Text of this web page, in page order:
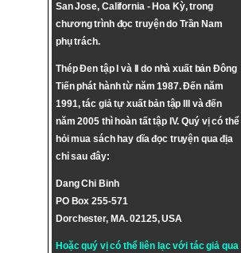
San Jose, California - Hoa Kỳ, trong
chương trình đọc truyện do Trần Nam
phụ trách.
Thép Đen tập I và II do nhà xuất bản Đông
Tiến phát hành từ năm 1987. Đến năm
1991, tác giả tự xuất bản tập III và đến
năm 2005 thì hoàn tất tập IV. Quý vị có thể
hỏi mua sách hay dĩa đọc truyện qua địa
chỉ sau đây:
Dang Chi Binh
PO Box 255-571
Dorchester, MA. 02125, USA
Hoặc quý vị có thể liên lạc với tác giả qua